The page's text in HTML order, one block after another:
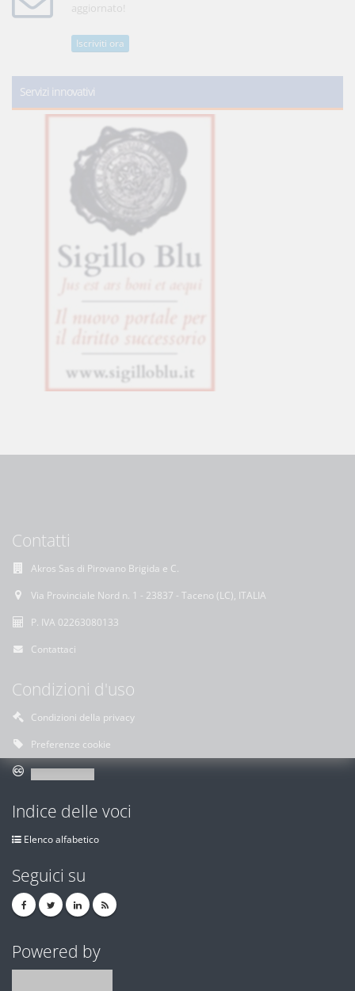
aggiornato!
Iscriviti ora
Servizi innovativi
Contatti
Akros Sas di Pirovano Brigida e C.
Via Provinciale Nord n. 1 - 23837 - Taceno (LC), ITALIA
P. IVA 02263080133
Contattaci
Condizioni d'uso
Condizioni della privacy
Preferenze cookie
Indice delle voci
Elenco alfabetico
Seguici su
Powered by